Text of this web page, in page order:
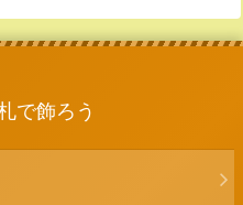
で飾ろう